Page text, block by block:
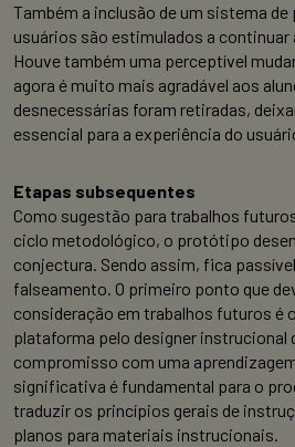
Também a inclusão de um sistema
usuários são estimulados a
Houve também uma perceptível
agora é muito mais agradável aos
desnecessárias foram retiradas,
essencial para a experiência do
Etapas subsequentes
Como sugestão para trabalhos
ciclo metodológico, o protótipo
conjectura. Sendo assim, fica
falseamento. O primeiro ponto que
consideração em trabalhos futuros é
plataforma pelo designer instrucional
compromisso com uma
significativa é fundamental para o
traduzir os princípios gerais de
planos para materiais instrucionais.